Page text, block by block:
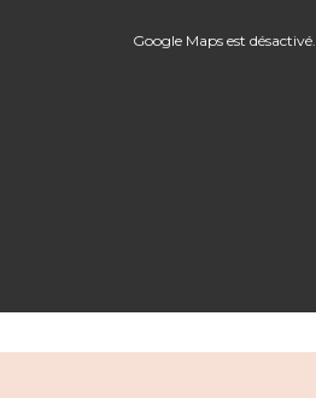
Google Maps est désactivé.